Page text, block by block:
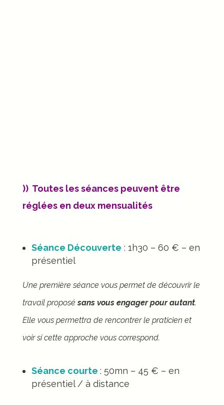
)) Toutes les séances peuvent être
réglées en deux mensualités
Séance Découverte : 1h30 – 60 € – en
présentiel
Une première séance vous permet de découvrir le
travail proposésans vous engager pour autant.
Elle vous permettra de rencontrer le praticien et
voir si cette approche vous correspond.
Séance courte : 50mn – 45 € – en
présentiel / à distance